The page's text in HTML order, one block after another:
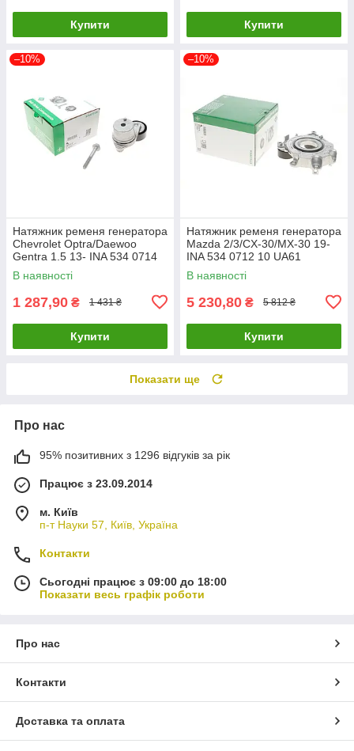
Купити Купити
–10%
Натяжник ременя генератора
Chevrolet Optra/Daewoo
Gentra 1.5 13- INA 534 0714
10 UA61
В наявності
1 287,90 ₴ 1 431 ₴
Купити
–10%
Натяжник ременя генератора
Mazda 2/3/CX-30/MX-30 19-
INA 534 0712 10 UA61
В наявності
5 230,80 ₴ 5 812 ₴
Купити
Показати ще
Про нас
95% позитивних з 1296 відгуків за рік
Працює з 23.09.2014
м. Київ
п-т Науки 57, Київ, Україна
Контакти
Сьогодні працює з 09:00 до 18:00
Показати весь графік роботи
Про нас
Контакти
Доставка та оплата